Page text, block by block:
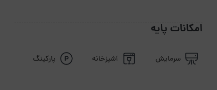
امکانات پایه
سرمایش آشپزخانه پارکینگ